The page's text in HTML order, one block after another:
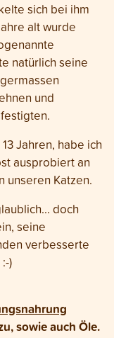
sich bei ihm
alt wurde
natürlich seine
und
Jahren, habe ich
ausprobiert an
unseren Katzen.
doch
seine
verbesserte
)
sowie auch Öle.